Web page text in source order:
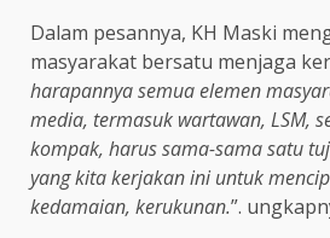
Dalam pesannya, KH Maski
masyarakat bersatu menjaga
harapannya semua elemen
media, termasuk wartawan, LSM,
kompak, harus sama-sama satu
yang kita kerjakan ini untuk
kedamaian, kerukunan.”.